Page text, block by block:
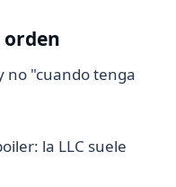
orden
no "cuando tenga
la LLC suele